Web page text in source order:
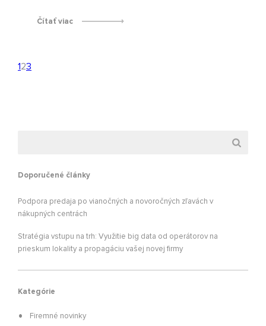
Čítať viac
123
Doporučené články
Podpora predaja po vianočných a novoročných zľavách v
nákupných centrách
Stratégia vstupu na trh: Využitie big data od operátorov na
prieskum lokality a propagáciu vašej novej firmy
Kategórie
Firemné novinky